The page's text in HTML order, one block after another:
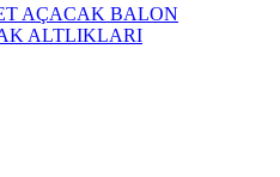
AÇACAK BALON
ALTLIKLARI